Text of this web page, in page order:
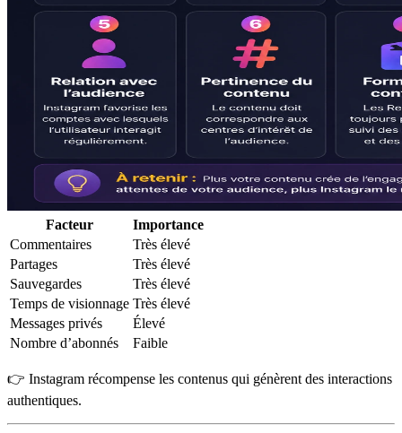
Facteur
Importance
Commentaires
Très élevé
Partages
Très élevé
Sauvegardes
Très élevé
Temps de visionnage Très élevé
Messages privés
Élevé
Nombre d’abonnés
Faible
👉 Instagram récompense les contenus qui génèrent des interactions
authentiques.